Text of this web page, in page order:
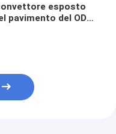
esposto
pavimento del ODM